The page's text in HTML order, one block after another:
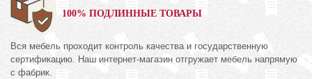
100% ПОДЛИННЫЕ ТОВАРЫ
Вся мебель проходит контроль качества и государственную
сертификацию. Наш интернет-магазин отгружает мебель напрямую
с фабрик.